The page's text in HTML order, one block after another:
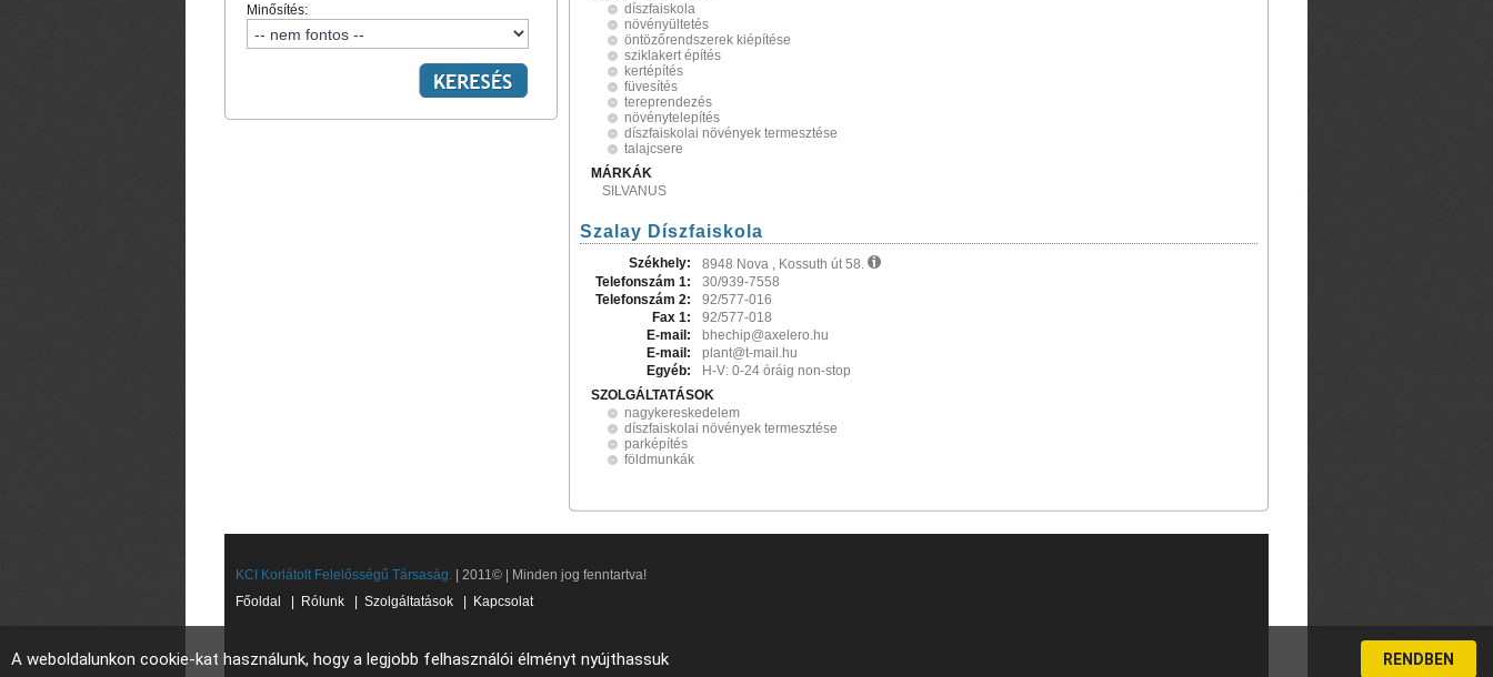
A weboldalunkon cookie-kat használunk, hogy a legjobb felhasználói élményt nyújthassuk RENDBEN
Minősítés:
díszfaiskola
növényültetés
öntözőrendszerek kiépítése
sziklakert építés
kertépítés
füvesítés
tereprendezés
növénytelepítés
díszfaiskolai növények termesztése
talajcsere
MÁRKÁK
SILVANUS
Szalay Díszfaiskola
Székhely:
8948 Nova , Kossuth út 58.
Telefonszám 1:
30/939-7558
Telefonszám 2:
92/577-016
Fax 1:
92/577-018
E-mail:
bhechip@axelero.hu
E-mail:
plant@t-mail.hu
Egyéb:
H-V: 0-24 óráig non-stop
SZOLGÁLTATÁSOK
nagykereskedelem
díszfaiskolai növények termesztése
parképítés
földmunkák
KCI Korlátolt Felelősségű Társaság. | 2011© | Minden jog fenntartva!
Főoldal
Rólunk Szolgáltatások Kapcsolat